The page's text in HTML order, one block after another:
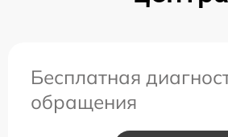
Бесплатная
обращения